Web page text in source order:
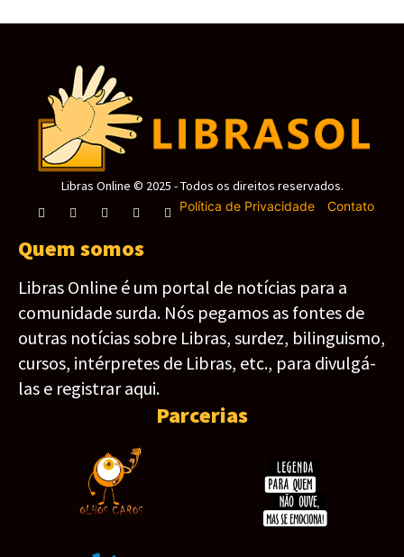
Libras Online © 2025 - Todos os direitos reservados.
Política de Privacidade- Contato
Quem somos
Libras Online é um portal de notícias para a
comunidade surda. Nós pegamos as fontes de
outras notícias sobre Libras, surdez, bilinguismo,
cursos, intérpretes de Libras, etc., para divulgá-
las e registrar aqui.
Parcerias